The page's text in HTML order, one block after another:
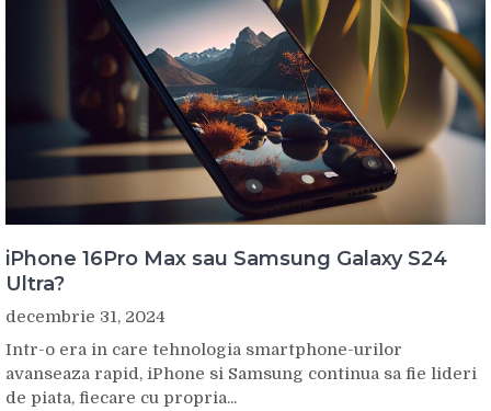
iPhone 16Pro Max sau Samsung Galaxy S24
Ultra?
decembrie 31, 2024
Intr-o era in care tehnologia smartphone-urilor
avanseaza rapid, iPhone si Samsung continua sa fie lideri
de piata, fiecare cu propria...